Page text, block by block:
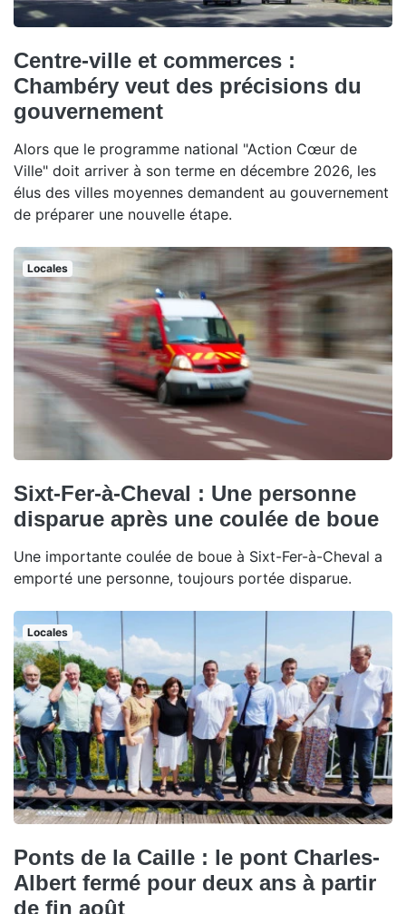
Centre-ville et commerces :
Chambéry veut des précisions du
gouvernement
Alors que le programme national "Action Cœur de
Ville" doit arriver à son terme en décembre 2026, les
élus des villes moyennes demandent au gouvernement
de préparer une nouvelle étape.
Locales
Sixt-Fer-à-Cheval : Une personne
disparue après une coulée de boue
Une importante coulée de boue à Sixt-Fer-à-Cheval a
emporté une personne, toujours portée disparue.
Locales
Ponts de la Caille : le pont Charles-
Albert fermé pour deux ans à partir
de fin août